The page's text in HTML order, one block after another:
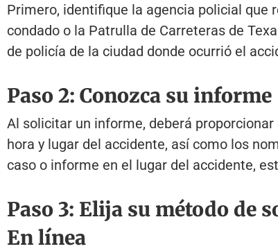
Primero, identifique la agencia policial que
condado o la Patrulla de Carreteras de
de policía de la ciudad donde ocurrió el
Paso 2: Conozca su informe
Al solicitar un informe, deberá
hora y lugar del accidente, así como los
caso o informe en el lugar del accidente,
Paso 3: Elija su método de
En línea